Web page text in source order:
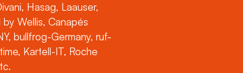
Hasag, Laauser,
Wellis, Canapés
bullfrog-Germany, ruf-
Kartell-IT, Roche